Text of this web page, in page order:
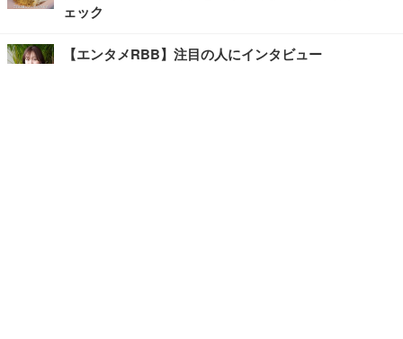
ェック
【エンタメRBB】注目の人にインタビュー